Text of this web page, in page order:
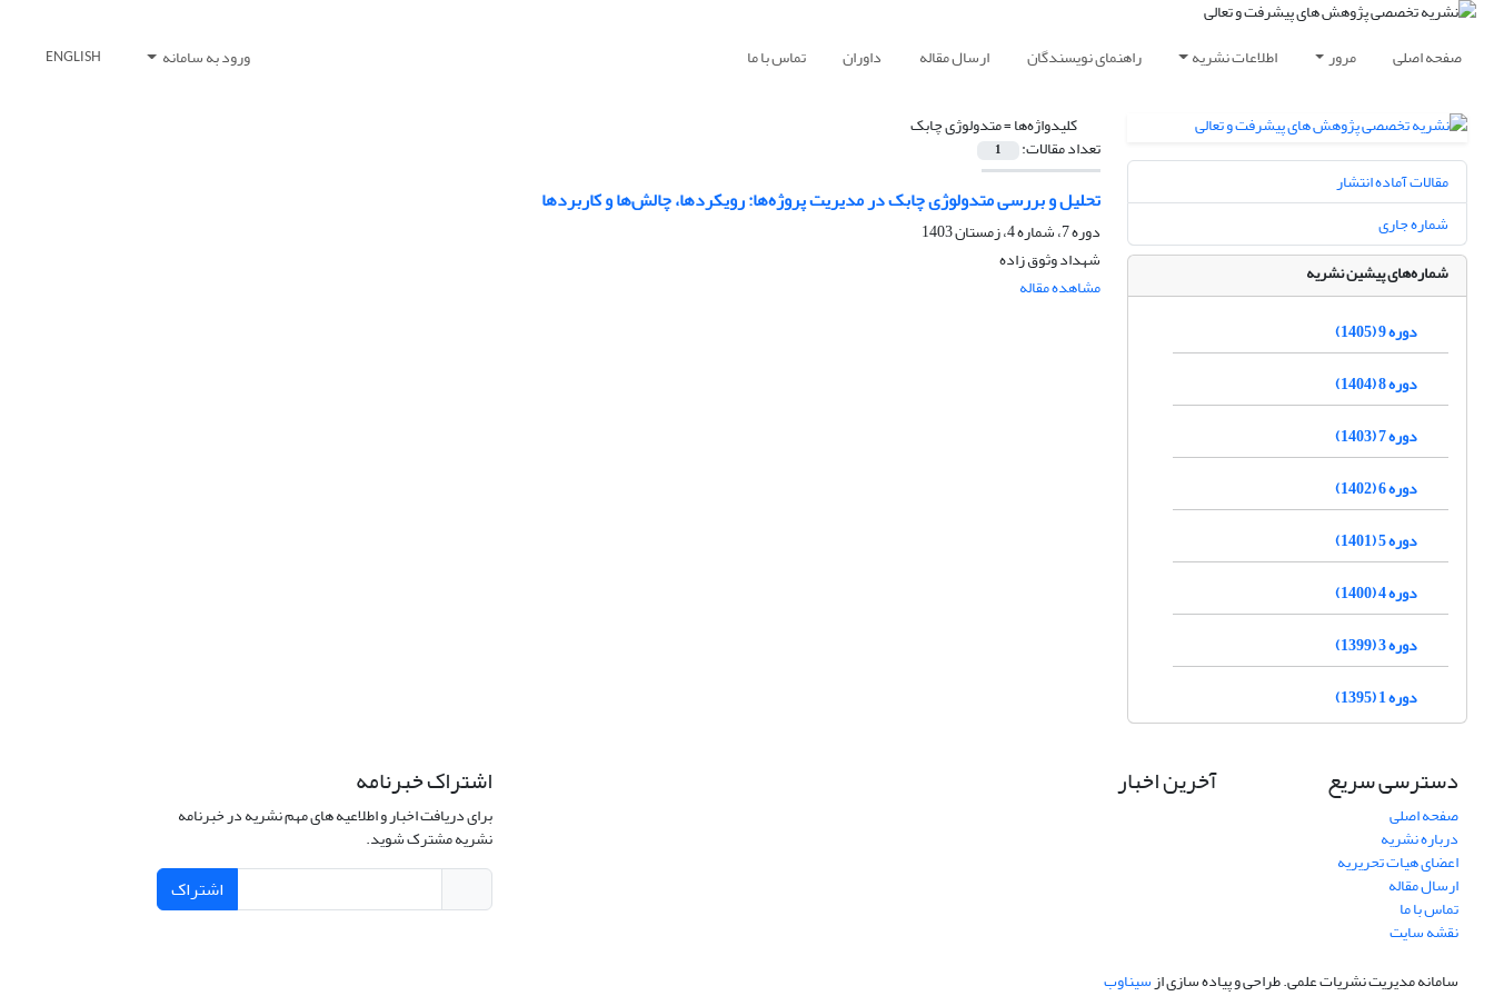
صفحه اصلی مرور اطلاعات نشریه راهنمای نویسندگان ارسال مقاله داوران تماس با ما ورود به سامانه ENGLISH
کلیدواژه‌ها =متدولوژی چابک
تعداد مقالات: 1
تحلیل و بررسی متدولوژی چابک در مدیریت پروژه‌ها: رویکردها، چالش‌ها و کاربردها
دوره 7، شماره 4، زمستان 1403
شهداد وثوق زاده
مشاهده مقاله
مقالات آماده انتشار
شماره جاری
شماره‌های پیشین نشریه
دوره 9 (1405)
دوره 8 (1404)
دوره 7 (1403)
دوره 6 (1402)
دوره 5 (1401)
دوره 4 (1400)
دوره 3 (1399)
دوره 1 (1395)
دسترسی سریع
صفحه اصلی
درباره نشریه
اعضای هیات تحریریه
ارسال مقاله
تماس با ما
نقشه سایت
آخرین اخبار اشتراک خبرنامه
برای دریافت اخبار و اطلاعیه های مهم نشریه در خبرنامه
نشریه مشترک شوید.
اشتراک
سامانه مدیریت نشریات علمی.طراحی و پیاده سازی ازسیناوب